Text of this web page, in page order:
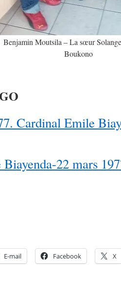
Benjamin Moutsila – La sœur
Boukono
Cardinal Emile
22 mars
E-mail Facebook X